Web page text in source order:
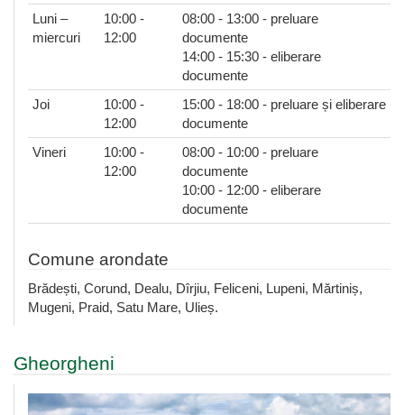
Luni –
miercuri
10:00 -
12:00
08:00 - 13:00 - preluare
documente
14:00 - 15:30 - eliberare
documente
Joi
10:00 -
12:00
15:00 - 18:00 - preluare și eliberare
documente
Vineri
10:00 -
12:00
08:00 - 10:00 - preluare
documente
10:00 - 12:00 - eliberare
documente
Comune arondate
Brădești, Corund, Dealu, Dîrjiu, Feliceni, Lupeni, Mărtiniș,
Mugeni, Praid, Satu Mare, Ulieș.
Gheorgheni